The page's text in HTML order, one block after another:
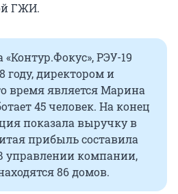
ГЖИ.
РЭУ-19
году, директором и
время является Марина
45 человек. На конец
показала выручку в
прибыль составила
управлении компании,
86 домов.